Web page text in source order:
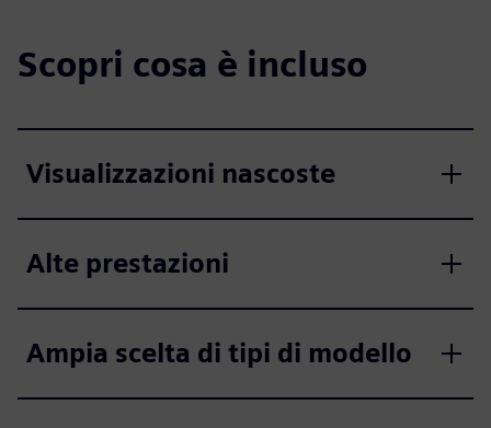
Scopri cosa è incluso
Visualizzazioni nascoste
Alte prestazioni
Ampia scelta di tipi di modello